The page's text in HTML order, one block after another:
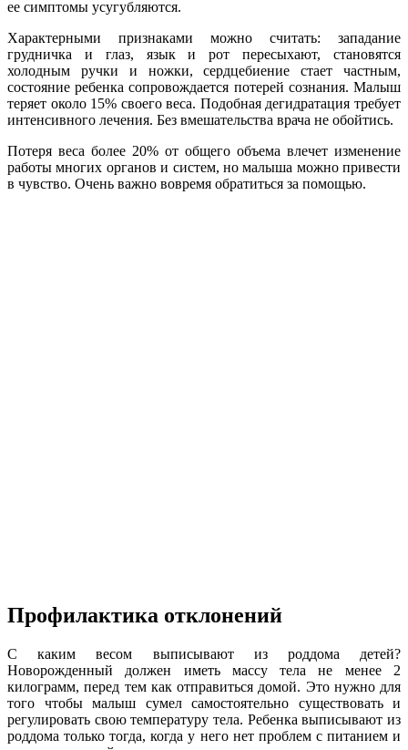
ее симптомы усугубляются.
Характерными признаками можно считать: западание
грудничка и глаз, язык и рот пересыхают, становятся
холодным ручки и ножки, сердцебиение стает частным,
состояние ребенка сопровождается потерей сознания. Малыш
теряет около 15% своего веса. Подобная дегидратация требует
интенсивного лечения. Без вмешательства врача не обойтись.
Потеря веса более 20% от общего объема влечет изменение
работы многих органов и систем, но малыша можно привести
в чувство. Очень важно вовремя обратиться за помощью.
Профилактика отклонений
С каким весом выписывают из роддома детей?
Новорожденный должен иметь массу тела не менее 2
килограмм, перед тем как отправиться домой. Это нужно для
того чтобы малыш сумел самостоятельно существовать и
регулировать свою температуру тела. Ребенка выписывают из
роддома только тогда, когда у него нет проблем с питанием и